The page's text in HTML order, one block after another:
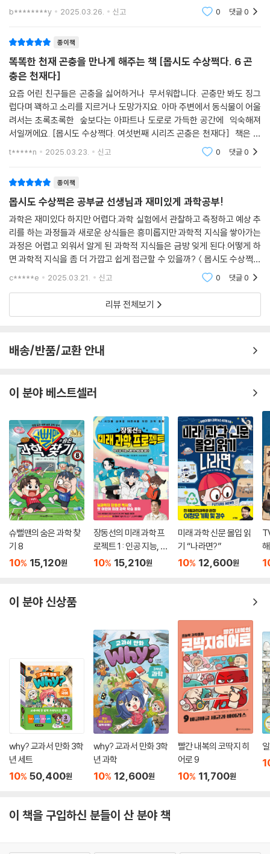
과학을 공부하는 이유는 단지 시험을 잘 보기 위한 것이 아니에요. 생각하
는 힘을 키우고 우리가 사는 세상을 이해하는 능력을 키우기 위해서지요.
과학은 멀리 있는 것이 아니에요. 우리 주변을 살펴보면 하나하나 모든 것
이 교과서에 나오는 과학이라는 것을 느끼게 되지요. 그래서 과학은 우리
의 삶과는 떨어지려야 떨어질 수 없는 관계이지요. 우리가 편리한 세상을
살아가고 있는 것은 과학의 힘이라는 것을 깨닫게 되고 세상을 이해하는
능력을 키우기 위해서 과학을 배우고 즐겨야 해요.
《몹시도 수상쩍다⑤-식물의 결혼식》은 다른 과학 동화와 차별화되어 호
실험해보며 실제 느끼는 과정을 통해 과학적 사실뿐 아니라 과학적 개념까
지 쉽게 배우게 되고 놀라운 건 과학을 지루하고 어렵게만 느껴오던 어린
이도 이 책을 읽는 재미에 빠져 있는 사이에 교과서에서 다루는 내용이 촘
촘히 흡수되어 나도 모르게 과학을 좋아하게 된다는 거지요.과학적인 사고
력을 배우며 탐구력과 문제해결 능력을 키워 가는 실험실 밖 진짜 과학 이
야기가 흥미진진하게 펼쳐집니다!
《몹시도 수상쩍다⑤-식물의 결혼식》은 식물은 우리가 살아가는데 식량을
생님, 공부왕 교장 선생님 그리고 에디슨을 통해 궁금한 걸 알게 되었지요.
■ 작가의 말
인류와 함께 손잡고 살아갈 ‘작은 친구들’
사람들은 곤충을 별로 좋아하지 않아요. 그래서 곤충이 눈에 보이면 무조
건 죽이려고 하지요. 곤충은 갑작스럽게 나타나고, 예측할 수 없을 만큼 매
우 빠르고 불규칙하게 움직여요. 생김새가 포유류와 다르게 생겼고, 크기
가 아주 작아서 가까이 올 때까지 알기 어려워서 사람들을 놀라게 하고, 무
섭게 해요.
사람들은 곤충을 없애려고 엄청나게 많은 돈을 써서 DDT 같은 살충제를
만들어서 뿌려요. 매년 곤충을 없애려고 사용하는 돈이 지구 전체적으로 1
0조 원이나 된다고 해요. 그런데 이렇게 뿌리는 살충제가 곤충만 죽이는
로 곤충을 죽이는 특별한 곤충을 만들어 퍼뜨려요.
사람은 곤충의 천적이에요. 사실, 많은 사람은 곤충을 보면 이 곤충이 나쁜
곤충인지 아닌지 잘 알지 못하고, 오래된 습관과 두려움 때문에 무조건 없
애려고 해요. 지구 전체에는 600만~3,000만 종의 곤충이 살고 있는데,
이 가운데 매년 3만 종의 곤충이 멸종할 위험에 처해 있어요. 곤충이 지구
에서 없어지면 사람은 살기 좋아질까요? 곤충이 없어지면 사람도 지구에
서 살 수 없어요. 벌과 나비가 꽃가루를 퍼뜨리지 않으면 식물이 자라지 못
해요. 사람들이 가장 싫어하는 파리와 모기도 자연 생태계에서 중요한 역
할을 해요. 모기는 꽃의 꿀을 먹으며 꽃가루를 퍼뜨리지요. 식물이 자라지
못하면 식량이 부족해 가격이 비싸지고, 수많은 사람이 굶주리게 돼요.
흙에 기어 다니는 하찮은 개미들이 없다면 흙은 영양분을 얻지 못해요. 개
핵을 치료하는 항생제를 곤충에서 찾아내 치료제로 만들려고 하고 있고,
을 수 없겠는 내 마음 사이의 갈등을 뒤로하고 눈 딱 감고 밀웜을 씹어 삼켰
b********y 2025.03.26. 신고 0 댓글0
종이책
똑똑한 천재 곤충을 만나게 해주는 책 [몹시도 수상쩍다. 6 곤
충은 천재다]
요즘 어린 친구들은 곤충을 싫어하거나 무서워합니다. 곤충만 봐도 징그
럽다며 꽥하고 소리를 지르거나 도망가지요. 아마 주변에서 동식물이 어울
려서는 초록초록한 숲보다는 아파트나 도로로 가득한 공간에 익숙해져
서일꺼에요. [몹시도 수상쩍다. 여섯번째 시리즈 곤충은 천재다] 책은 이
러한 요즘 친구들이 곤충에 대해 인류와 함께할 친구로 느낄수 있게 변화
t*****n 2025.03.23. 신고 0 댓글0
종이책
몹시도 수상쩍은 공부균 선생님과 재미있게 과학공부!
과학은 재미있다 하지만 어렵다.과학 실험에서 관찰하고 측정하고 예상 추
리를 하는 과정들과 새로운 상식들은 흥미롭지만 과학적 지식을 쌓아가는
과정은 어렵고 외워서 알게 된 과학적 지식들은 금방 잊게 된다.어떻게 하
면 과학적 지식을 좀 더 가깝고 쉽게 접근할 수 있을까?＜몹시도 수상쩍다
＞에 그 해답이 있다.얼핏보면 동화책처럼 보이는 이 책은 곤충이라는 큰
c*****e 2025.03.21. 신고 0 댓글0
리뷰 전체보기
배송/반품/교환 안내
이 분야 베스트셀러
슈뻘맨의 숨은 과학 찾
기 8
10% 15,120원
장동선의 미래 과학 프
로젝트 1 : 인공 지능, 새
로운 세상을 열다
10% 15,210원
미래 과학 신문 몰입 읽
기 “나라면?”
10% 12,600원
이 분야 신상품
why? 교과서 만화 3학
년 세트
10% 50,400원
why? 교과서 만화 3학
년 과학
10% 12,600원
빨간 내복의 코딱지 히
어로 9
10% 11,700원
이 책을 구입하신 분들이 산 분야 책